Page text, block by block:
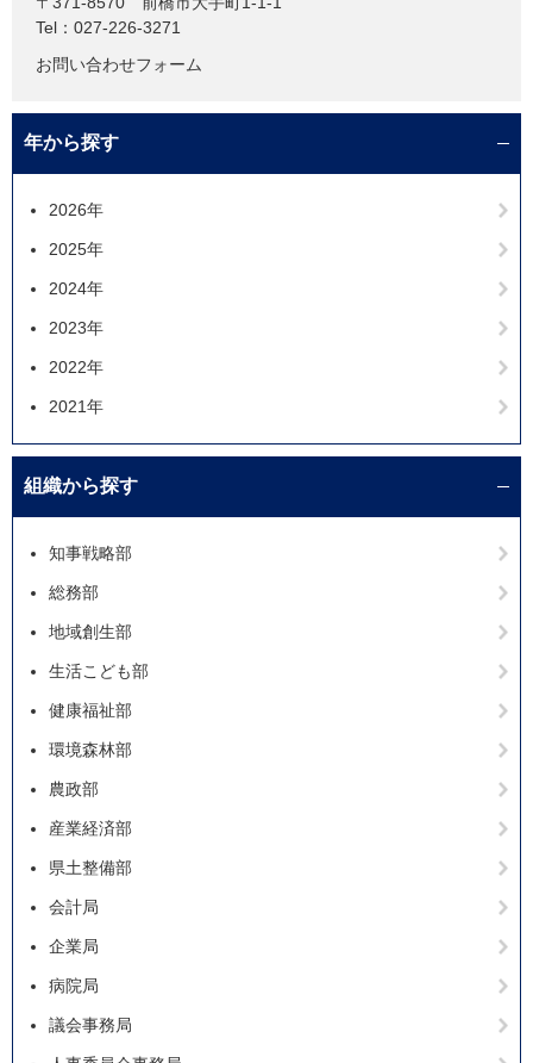
Tel：027-226-3271
お問い合わせフォーム
年から探す
2026年
2025年
2024年
2023年
2022年
2021年
組織から探す
知事戦略部
総務部
地域創生部
生活こども部
健康福祉部
環境森林部
農政部
産業経済部
県土整備部
会計局
企業局
病院局
議会事務局